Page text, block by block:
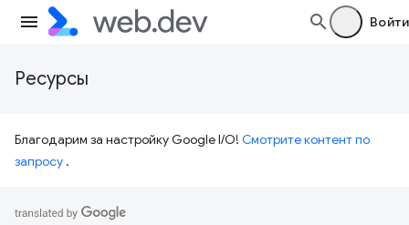
Войти
Ресурсы
Благодарим за настройку Google I/O! Смотрите контент по
запросу .